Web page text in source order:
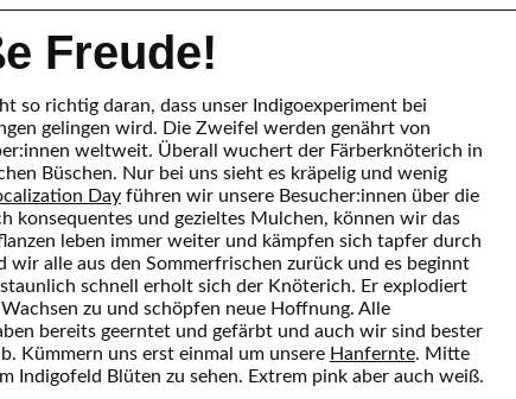
schnell erholt sich der Knöterich. Er explodiert
zu und schöpfen neue Hoffnung. Alle
bereits geerntet und gefärbt und auch wir sind bester
Kümmern uns erst einmal um unsere
Indigofeld Blüten zu sehen. Extrem pink aber auch weiß.